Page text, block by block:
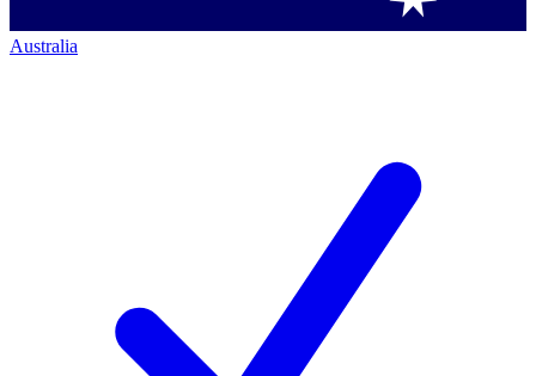
Australia